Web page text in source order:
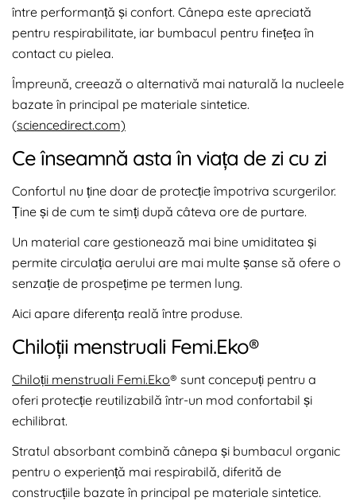
între performanță și confort. Cânepa este apreciată
pentru respirabilitate, iar bumbacul pentru finețea în
contact cu pielea.
Împreună, creează o alternativă mai naturală la nucleele
bazate în principal pe materiale sintetice.
(sciencedirect.com)
Ce înseamnă asta în viața de zi cu zi
Confortul nu ține doar de protecție împotriva scurgerilor.
Ține și de cum te simți după câteva ore de purtare.
Un material care gestionează mai bine umiditatea și
permite circulația aerului are mai multe șanse să ofere o
senzație de prospețime pe termen lung.
Aici apare diferența reală între produse.
Chiloții menstruali Femi.Eko®
Chiloții menstruali Femi.Eko® sunt concepuți pentru a
oferi protecție reutilizabilă într-un mod confortabil și
echilibrat.
Stratul absorbant combină cânepa și bumbacul organic
pentru o experiență mai respirabilă, diferită de
construcțiile bazate în principal pe materiale sintetice.